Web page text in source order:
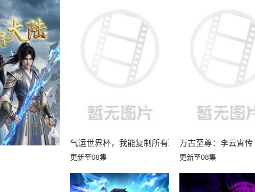
气运世界杯，我能复制所有球星技能
更新至08集
万古至尊：李云霄传
更新至08集